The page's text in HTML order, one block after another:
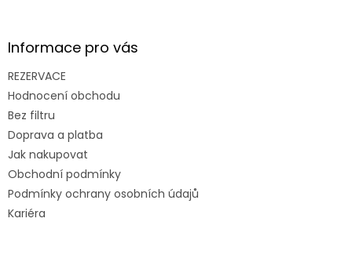
Informace pro vás
REZERVACE
Hodnocení obchodu
Bez filtru
Doprava a platba
Jak nakupovat
Obchodní podmínky
Podmínky ochrany osobních údajů
Kariéra